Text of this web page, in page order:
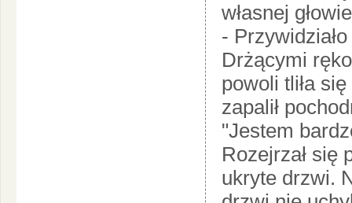
własnej
-
Drżącymi
powoli tliła
zapalił
"Jestem
Rozejrzał się
ukryte drzwi.